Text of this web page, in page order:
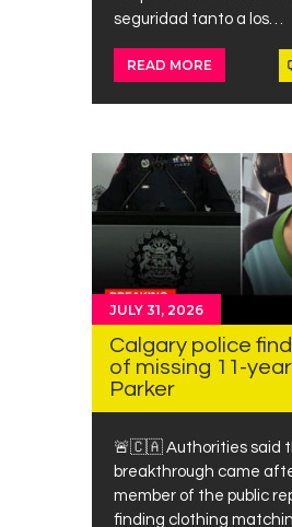
seguridad tanto a los…
READ MORE
JULY 31, 2026
Calgary police
of missing 11-
Parker
🚨🇨🇦 Authorities said
breakthrough came
member of the public
finding clothing